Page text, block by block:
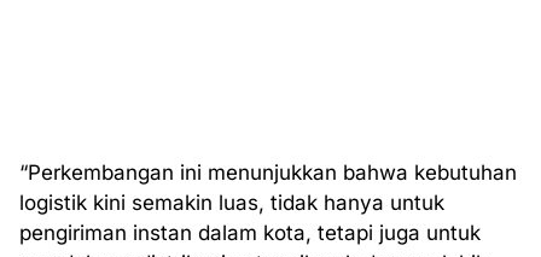
“Perkembangan ini menunjukkan bahwa kebutuhan
logistik kini semakin luas, tidak hanya untuk
pengiriman instan dalam kota, tetapi juga untuk